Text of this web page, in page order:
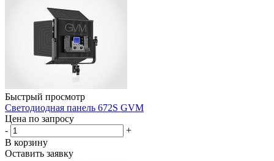
Быстрый просмотр
Светодиодная панель 672S GVM
Цена по запросу
-
+
В корзину
Оставить заявку